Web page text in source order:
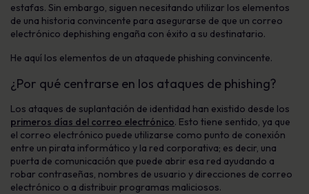
estafas. Sin embargo, siguen necesitando utilizar los elementos
de una historia convincente para asegurarse de que un correo
electrónico dephishing engaña con éxito a su destinatario.
He aquí los elementos de un ataquede phishing convincente.
¿Por qué centrarse en los ataques de phishing?
Los ataques de suplantación de identidad han existido desde los
primeros días del correo electrónico. Esto tiene sentido, ya que
el correo electrónico puede utilizarse como punto de conexión
entre un pirata informático y la red corporativa; es decir, una
puerta de comunicación que puede abrir esa red ayudando a
robar contraseñas, nombres de usuario y direcciones de correo
electrónico o a distribuir programas maliciosos.